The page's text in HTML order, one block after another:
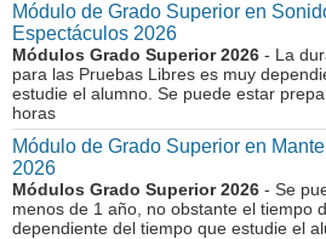
Módulo de Grado Superior en
Espectáculos 2026
Módulos Grado Superior 2026 - La
para las Pruebas Libres es muy
estudie el alumno. Se puede estar
horas
Módulo de Grado Superior en
2026
Módulos Grado Superior 2026 - Se
menos de 1 año, no obstante el tiempo
dependiente del tiempo que estudie el